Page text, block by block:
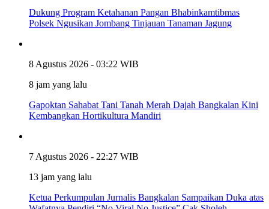
Dukung Program Ketahanan Pangan Bhabinkamtibmas
Polsek Ngusikan Jombang Tinjauan Tanaman Jagung
8 Agustus 2026 - 03:22 WIB
8 jam yang lalu
Gapoktan Sahabat Tani Tanah Merah Dajah Bangkalan Kini
Kembangkan Hortikultura Mandiri
7 Agustus 2026 - 22:27 WIB
13 jam yang lalu
Ketua Perkumpulan Jurnalis Bangkalan Sampaikan Duka atas